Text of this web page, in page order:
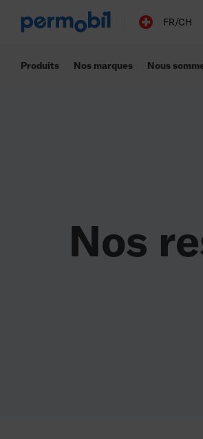
FR/CH
Produits Nos marques Nous
Nos